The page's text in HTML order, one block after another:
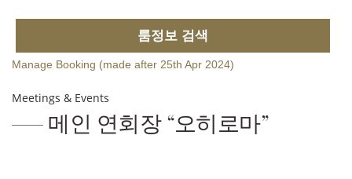
룸정보 검색
Manage Booking (made after 25th Apr 2024)
Meetings & Events
메인 연회장 “오히로마”